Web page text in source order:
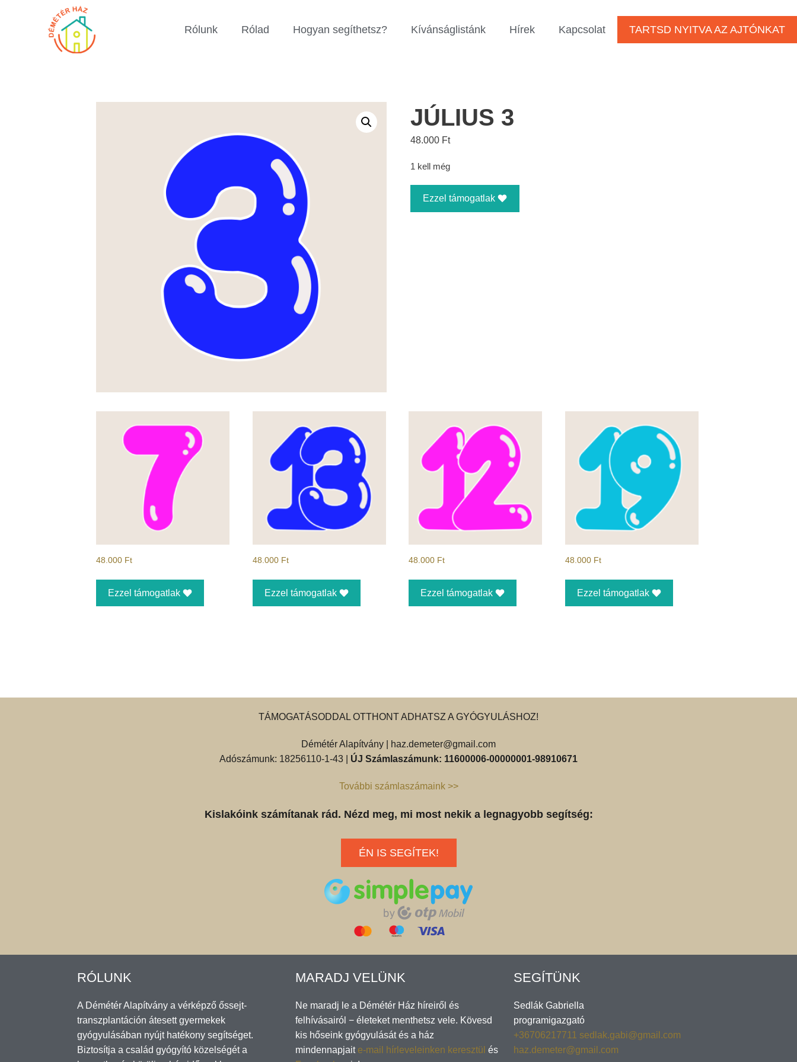
Rólunk Rólad Hogyan segíthetsz? Kívánságlistánk Hírek Kapcsolat TARTSD NYITVA AZ AJTÓNKAT
JÚLIUS 3
48.000 Ft
1 kell még
Ezzel támogatlak
48.000 Ft
Ezzel támogatlak
48.000 Ft
Ezzel támogatlak
48.000 Ft
Ezzel támogatlak
48.000 Ft
Ezzel támogatlak
TÁMOGATÁSODDAL OTTHONT ADHATSZ A GYÓGYULÁSHOZ!
Démétér Alapítvány |
haz.demeter@gmail.com
Adószámunk: 18256110-1-43 | ÚJ Számlaszámunk: 11600006-00000001-98910671
További számlaszámaink >>
Kislakóink számítanak rád. Nézd meg, mi most nekik a legnagyobb segítség:
ÉN IS SEGÍTEK!
RÓLUNK
A Démétér Alapítvány a vérképző őssejt-
transzplantáción átesett gyermekek
gyógyulásában nyújt hatékony segítséget.
Biztosítja a család gyógyító közelségét a
MARADJ VELÜNK
Ne maradj le a Démétér Ház híreiről és
felhívásairól − életeket menthetsz vele. Kövesd
kis hőseink gyógyulását és a ház
mindennapjait e-mail hírleveleinken keresztül és
SEGÍTÜNK
Sedlák Gabriella
programigazgató
+36706217711 sedlak.gabi@gmail.com
haz.demeter@gmail.com